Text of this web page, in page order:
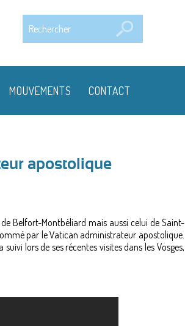
MOUVEMENTS CONTACT
apostolique
Belfort-Montbéliard mais aussi celui de Saint-
par le Vatican administrateur apostolique.
lors de ses récentes visites dans les Vosges,